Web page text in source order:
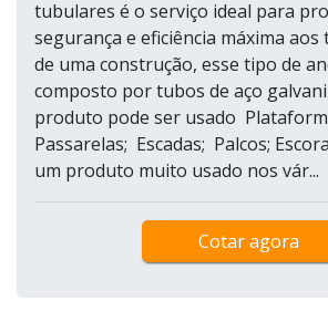
tubulares é o serviço ideal para
segurança e eficiência máxima
de uma construção, esse tipo de
composto por tubos de aço
produto pode ser usado
Passarelas; Escadas; Palcos;
um produto muito usado nos vár...
Cotar agora